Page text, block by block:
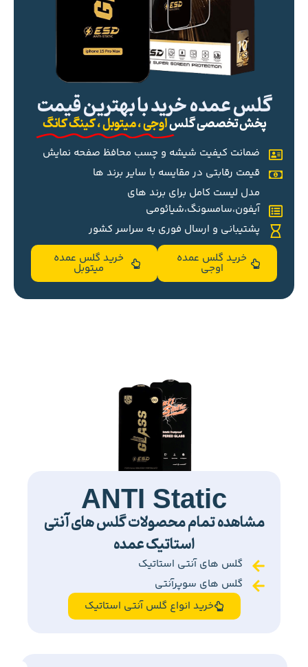
گلس عمده خرید با بهترین قیمت
پخش تخصصی گلساوجی ، میتوبل ، کینگ کانگ
ضمانت کیفیت شیشه و چسب محافظ صفحه نمایش
قیمت رقابتی در مقایسه با سایر برند ها
مدل لیست کامل برای برند های
آیفون،سامسونگ،شیائومی
پشتیبانی و ارسال فوری به سراسر کشور
خرید گلس عمده
اوجی
خرید گلس عمده
میتوبل
ANTI Static
مشاهده تمام محصولات گلس های آنتی
استاتیک عمده
گلس های آنتی استاتیک
گلس های سوپرآنتی
خرید انواع گلس آنتی استاتیک